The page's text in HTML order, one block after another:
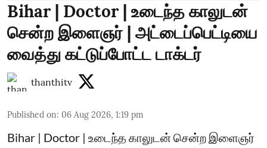
Bihar | Doctor | உடைந்த காலுடன்
சென்ற இளைஞர் | அட்டைப்பெட்டியை
வைத்து கட்டுப்போட்ட டாக்டர்
thanthitv
Published on: 06 Aug 2026, 1:19 pm
Bihar | Doctor | உடைந்த காலுடன் சென்ற இளைஞர்